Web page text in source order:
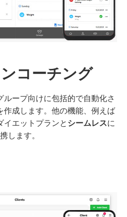
コーチング
ープ向けに包括的で自動化さ
作成します。他の機能、例えば
イエットプランと シームレスに
します。